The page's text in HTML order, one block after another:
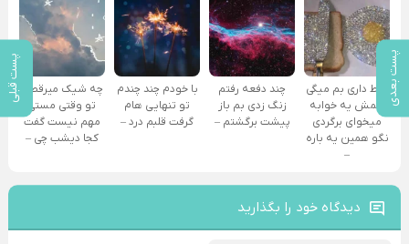
پست بعدی پست قبلی
فقط داری بم میگی
همش یه خوابه
میخوای برگردی
نگو همین یه باره
–
چند دفعه رفتم
زنگ زدی بم باز
پیشت برگشتم –
با خودم چند چندم
تو تنهایی هام
گرفت قلبم درد –
چه شیک میرقصی
تو وقتی مستی
مهم نیست گفت
کجا دیشب چی –
دیدگاه خود را بگذارید